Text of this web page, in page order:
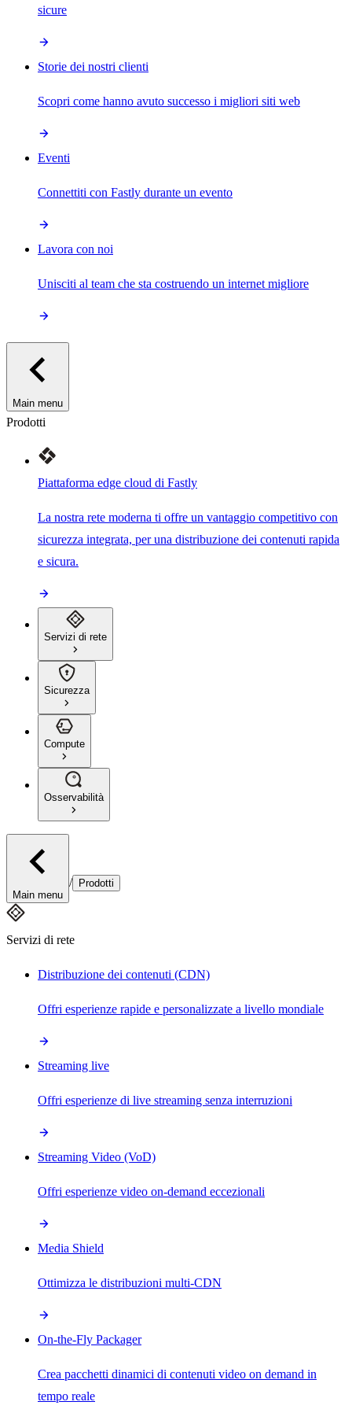
sicure
Storie dei nostri clienti
Scopri come hanno avuto successo i migliori siti web
Eventi
Connettiti con Fastly durante un evento
Lavora con noi
Unisciti al team che sta costruendo un internet migliore
Main menu
Prodotti
Piattaforma edge cloud di Fastly
La nostra rete moderna ti offre un vantaggio competitivo con
sicurezza integrata, per una distribuzione dei contenuti rapida
e sicura.
Servizi di rete
Sicurezza
Compute
Osservabilità
Main menu
/ Prodotti
Servizi di rete
Distribuzione dei contenuti (CDN)
Offri esperienze rapide e personalizzate a livello mondiale
Streaming live
Offri esperienze di live streaming senza interruzioni
Streaming Video (VoD)
Offri esperienze video on-demand eccezionali
Media Shield
Ottimizza le distribuzioni multi-CDN
On-the-Fly Packager
Crea pacchetti dinamici di contenuti video on demand in
tempo reale